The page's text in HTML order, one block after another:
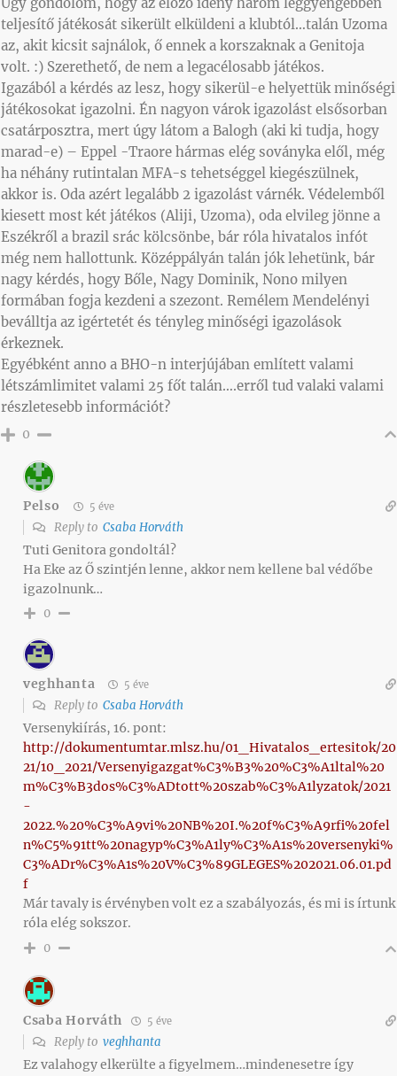
teljesítő játékosát sikerült elküldeni a klubtól…talán Uzoma
az, akit kicsit sajnálok, ő ennek a korszaknak a Genitoja
volt. :) Szerethető, de nem a legacélosabb játékos.
Igazából a kérdés az lesz, hogy sikerül-e helyettük minőségi
játékosokat igazolni. Én nagyon várok igazolást elsősorban
csatárposztra, mert úgy látom a Balogh (aki ki tudja, hogy
marad-e) – Eppel -Traore hármas elég soványka elől, még
ha néhány rutintalan MFA-s tehetséggel kiegészülnek,
akkor is. Oda azért legalább 2 igazolást várnék. Védelemből
kiesett most két játékos (Aliji, Uzoma), oda elvileg jönne a
Eszékről a brazil srác kölcsönbe, bár róla hivatalos infót
még nem hallottunk. Középpályán talán jók lehetünk, bár
nagy kérdés, hogy Bőle, Nagy Dominik, Nono milyen
formában fogja kezdeni a szezont. Remélem Mendelényi
beválltja az igértetét és tényleg minőségi igazolások
érkeznek.
Egyébként anno a BHO-n interjújában említett valami
létszámlimitet valami 25 főt talán….erről tud valaki valami
részletesebb információt?
0
Pelso 5 éve
Reply to Csaba Horváth
Tuti Genitora gondoltál?
Ha Eke az Ő szintjén lenne, akkor nem kellene bal védőbe
igazolnunk…
0
veghhanta 5 éve
Reply to Csaba Horváth
Versenykiírás, 16. pont:
http://dokumentumtar.mlsz.hu/01_Hivatalos_ertesitok/20
21/10_2021/Versenyigazgat%C3%B3%20%C3%A1ltal%20
m%C3%B3dos%C3%ADtott%20szab%C3%A1lyzatok/2021
-
2022.%20%C3%A9vi%20NB%20I.%20f%C3%A9rfi%20fel
n%C5%91tt%20nagyp%C3%A1ly%C3%A1s%20versenyki%
C3%ADr%C3%A1s%20V%C3%89GLEGES%202021.06.01.pd
f
Már tavaly is érvényben volt ez a szabályozás, és mi is írtunk
róla elég sokszor.
0
Csaba Horváth 5 éve
Reply to veghhanta
Ez valahogy elkerülte a figyelmem…mindenesetre így